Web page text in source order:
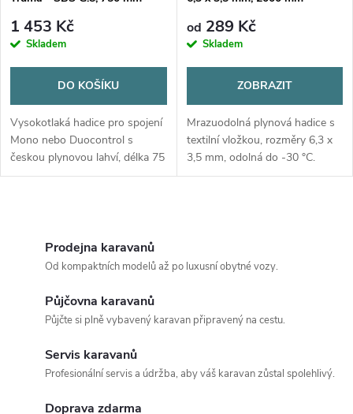
1 453 Kč
Skladem
DO KOŠÍKU
Vysokotlaká hadice pro spojení
Mono nebo Duocontrol s
českou plynovou lahví, délka 75
cm, vybavena ochranou proti
od 289 Kč
Skladem
ZOBRAZIT
Mrazuodolná plynová hadice s
textilní vložkou, rozměry 6,3 x
3,5 mm, odolná do -30 °C.
Délka 2000 mm, max. tlak 10
Prodejna karavanů
Od kompaktních modelů až po luxusní obytné vozy.
Půjčovna karavanů
Půjčte si plně vybavený karavan připravený na cestu.
Servis karavanů
Profesionální servis a údržba, aby váš karavan zůstal spolehlivý.
Doprava zdarma